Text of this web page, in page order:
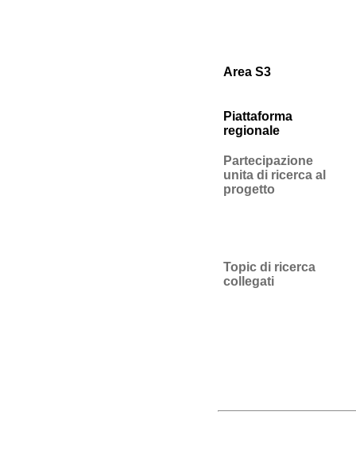
Area S3
Piattaforma
regionale
Partecipazione
unita di ricerca al
progetto
Topic di ricerca
collegati